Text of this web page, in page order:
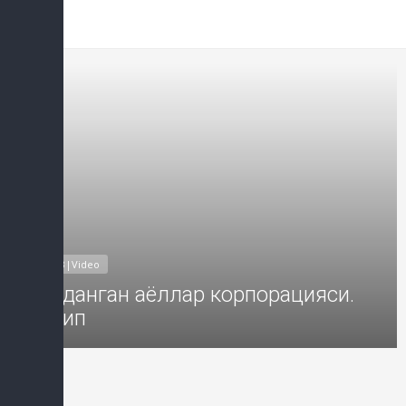
MP3|Video
Алданган аёллар корпорацияси.
Клип